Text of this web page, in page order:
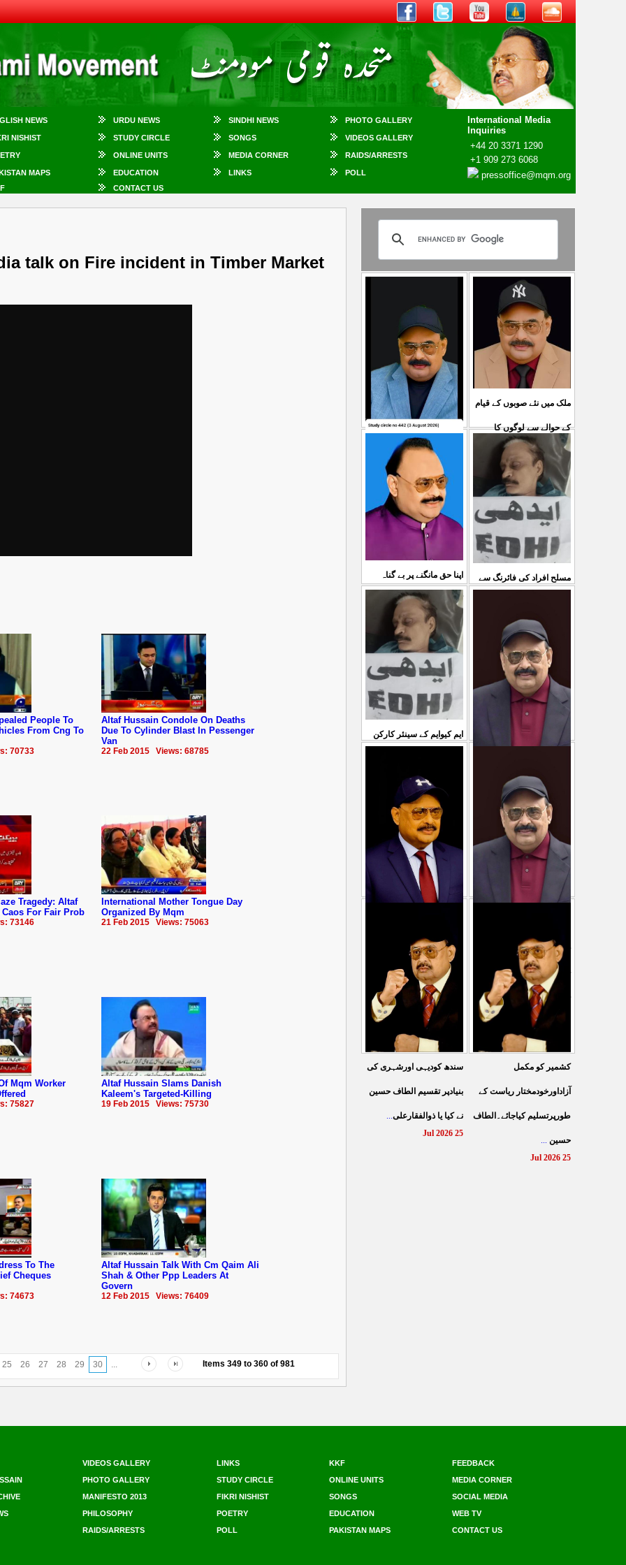
NEWS URDU NEWS SINDHI NEWS PHOTO GALLERY
International Media
Inquiries
+44 20 3371 1290
+1 909 273 6068
pressoffice@mqm.org
NISHIST STUDY CIRCLE SONGS VIDEOS GALLERY
ONLINE UNITS MEDIA CORNER RAIDS/ARRESTS
MAPS EDUCATION LINKS
POLL
CONTACT US
talk on Fire incident in Timber Market
People To
From Cng To
70733
Altaf Hussain Condole On Deaths
Due To Cylinder Blast In Pessenger
Van
22 Feb 2015 Views: 68785
Tragedy: Altaf
For Fair Prob
73146
International Mother Tongue Day
Organized By Mqm
21 Feb 2015 Views: 75063
Mqm Worker
75827
Altaf Hussain Slams Danish
Kaleem's Targeted-Killing
19 Feb 2015 Views: 75730
To The
Cheques
74673
Altaf Hussain Talk With Cm Qaim Ali
Shah & Other Ppp Leaders At
Govern
12 Feb 2015 Views: 76409
25 26 27 28 29 30 ... Items 349 to 360 of 981
کشمیرکا کونہ کونہ لہو
لہو ہے لیکن حکومت کواس
کی کوئی پرواہ نہیں ہے
04 Aug 2026
ملک میں نئے صوبوں کے قیام
کے حوالے سے لوگوں کا
مطالبہ بالکل درست ہے۔ ا
03 Aug 2026
اپنا حق مانگنے پر بے گناہ
کشمیریوں کو گولیاں مارکر
شہ رگ کوکاٹ دیا گی
31 Jul 2026
مسلح افراد کی فائرنگ سے
سمیع الدین رحمانی ک
ایم کیوایم کے سینئر کارکن
شہادت پر متحدہ قومی
سے ہولی کھیلنابند کی جائے،
الطاف حسین...
کے نظام سے نجات کے لئے
جین زی کوآگے آنا ہوگا۔
...
کرتے مہاجروں نے ظلم
کیایامہاجروں پر ظلم
...
سندھ کودیہی اورشہری کی
بنیادپر تقسیم الطاف حسین
نے کیا یا ذوالفقارعلی...
25 Jul 2026
کشمیر کو مکمل
آزاداورخودمختار ریاست کے
طورپرتسلیم کیاجائے۔الطاف
حسین ...
25 Jul 2026
VIDEOS GALLERY LINKS KKF
FEEDBACK
PHOTO GALLERY STUDY CIRCLE ONLINE UNITS
MEDIA CORNER
MANIFESTO 2013 FIKRI NISHIST SONGS
SOCIAL MEDIA
PHILOSOPHY POETRY EDUCATION
WEB TV
RAIDS/ARRESTS POLL PAKISTAN MAPS CONTACT US